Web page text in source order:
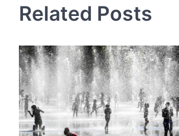
Related Posts